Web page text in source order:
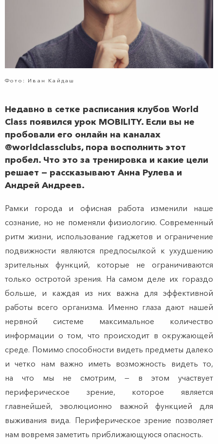
Фото: Иван Кайдаш
Недавно в сетке расписания клубов World
Class появился урок MOBILITY. Если вы не
пробовали его онлайн на каналах
@worldclassclubs, пора восполнить этот
пробел. Что это за тренировка и какие цели
решает — рассказывают Анна Рулева и
Андрей Андреев.
Рамки города и офисная работа изменили наше
сознание, но не поменяли физиологию. Современный
ритм жизни, использование гаджетов и ограничение
подвижности являются предпосылкой к ухудшению
зрительных функций, которые не ограничиваются
только остротой зрения. На самом деле их гораздо
больше, и каждая из них важна для эффективной
работы всего организма. Именно глаза дают нашей
нервной системе максимальное количество
информации о том, что происходит в окружающей
среде. Помимо способности видеть предметы далеко
и четко нам важно иметь возможность видеть то,
на что мы не смотрим, — в этом участвует
периферическое зрение, которое является
главнейшей, эволюционно важной функцией для
выживания вида. Периферическое зрение позволяет
нам вовремя заметить приближающуюся опасность.